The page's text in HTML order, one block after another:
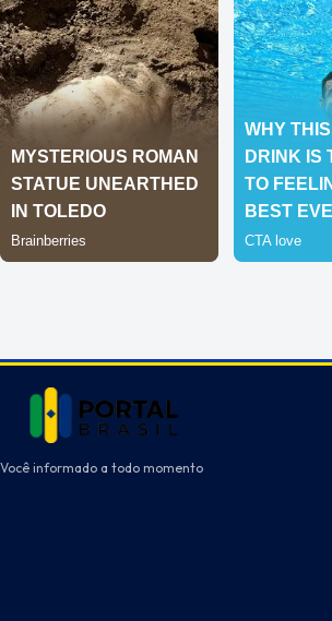
Você informado a todo momento